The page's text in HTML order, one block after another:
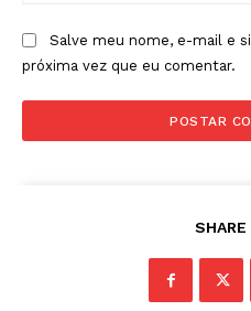
Salve meu nome, e-mail e
próxima vez que eu comentar.
SHARE